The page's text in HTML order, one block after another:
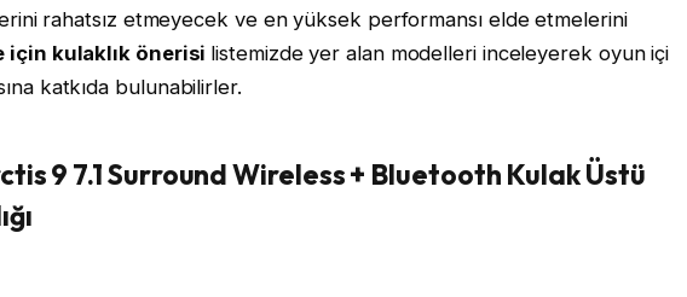
rahatsız etmeyecek ve en yüksek performansı elde etmelerini
için kulaklık önerisi listemizde yer alan modelleri inceleyerek oyun içi
katkıda bulunabilirler.
9 7.1 Surround Wireless + Bluetooth Kulak Üstü